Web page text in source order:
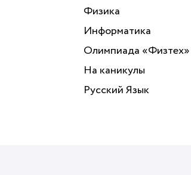
Физика
Информатика
Олимпиада «‎Физтех»
На каникулы
Русский Язык